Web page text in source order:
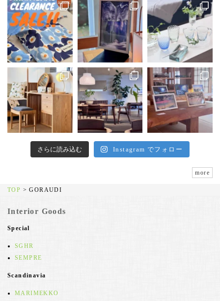
さらに読み込む Instagram でフォロー
more
TOP >GORAUDI
Interior Goods
Special
SGHR
SEMPRE
Scandinavia
MARIMEKKO